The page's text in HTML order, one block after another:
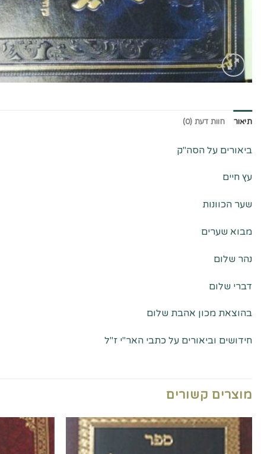
תיאור חוות דעת (0)
ביאורים על הסה"ק
עץ חיים
שער הכוונות
מבוא שערים
נהר שלום
דברי שלום
בהוצאת מכון אהבת שלום
חידושים וביאורים על כתבי האר"י ז"ל
מוצרים קשורים